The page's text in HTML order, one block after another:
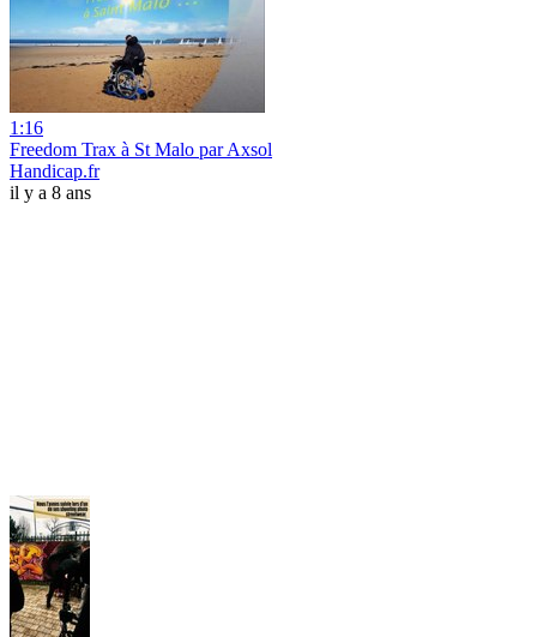
1:16
Freedom Trax à St Malo par Axsol
Handicap.fr
il y a 8 ans